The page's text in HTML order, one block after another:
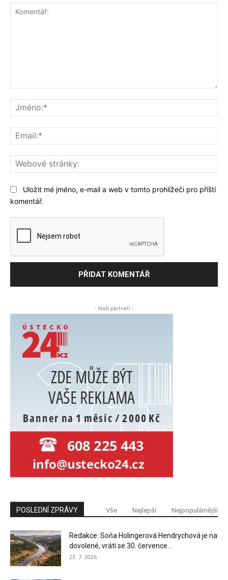
Uložit mé jméno, e-mail a web v tomto prohlížeči pro příští
komentář.
- Naši partneři -
POSLEDNÍ ZPRÁVY Vše Nejlepší Nejpopulárnější
Redakce: Soňa Holingerová Hendrychová je na
dovolené, vrátí se 30. července...
23. 7. 2026